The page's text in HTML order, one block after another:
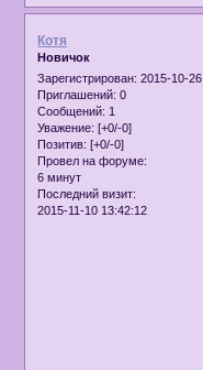
Котя
Новичок
Зарегистрирован: 2015-10-26
Приглашений: 0
Сообщений: 1
Уважение: [+0/-0]
Позитив: [+0/-0]
Провел на форуме:
6 минут
Последний визит:
2015-11-10 13:42:12